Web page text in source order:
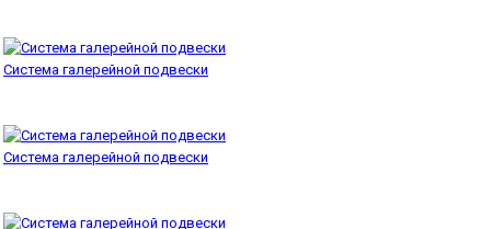
Система галерейной подвески
Система галерейной подвески